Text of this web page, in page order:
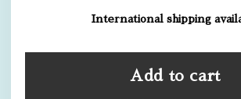
International shipping
Add to cart